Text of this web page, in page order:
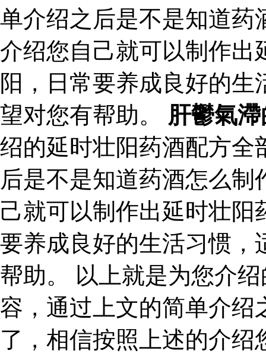
单介绍之后是不是知道药
介绍您自己就可以制作出
阳，日常要养成良好的
望对您有帮助。 肝鬱氣
绍的延时壮阳药酒配方全
后是不是知道药酒怎么
己就可以制作出延时壮
要养成良好的生活习惯，
帮助。 以上就是为您介
容，通过上文的简单介绍
了，相信按照上述的介